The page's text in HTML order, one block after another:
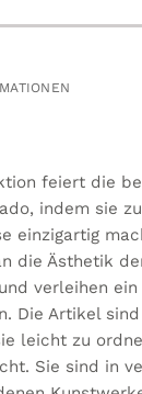
feiert die
indem sie
einzigartig
die Ästhetik
verleihen
Die Artikel
leicht zu
Sie sind in